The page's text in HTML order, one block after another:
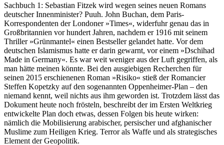
Sachbuch 1: Sebastian Fitzek wird wegen seines neuen Romans
deutscher Innenminister? Puuh. John Buchan, dem Paris-
Korrespondenten der Londoner »Times«, widerfuhr genau das in
Großbritannien vor hundert Jahren, nachdem er 1916 mit seinem
Thriller »Grünmantel« einen Bestseller gelandet hatte. Vor dem
deutschen Islamismus hatte er darin gewarnt, vor einem »Dschihad
Made in Germany«. Es war weit weniger aus der Luft gegriffen, als
man hätte meinen könnte. Bei den ausgiebigen Recherchen für
seinen 2015 erschienenen Roman »Risiko« stieß der Romancier
Steffen Kopetzky auf den sogenannten Oppenheimer-Plan – den
niemand kennt, weil nichts aus ihm geworden ist. Trotzdem lässt das
Dokument heute noch frösteln, beschreibt der im Ersten Weltkrieg
entwickelte Plan doch etwas, dessen Folgen bis heute wirken:
nämlich die Mobilisierung arabischer, persischer und afghanischer
Muslime zum Heiligen Krieg. Terror als Waffe und als strategisches
Element der Geopolitik.